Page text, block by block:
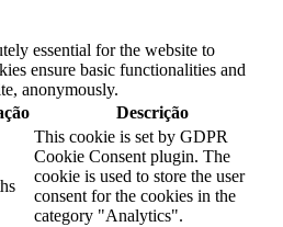
essential for the website to
ensure basic functionalities and
anonymously.
Descrição
This cookie is set by GDPR
Cookie Consent plugin. The
cookie is used to store the user
consent for the cookies in the
category "Analytics".